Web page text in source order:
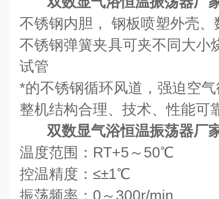
不锈钢内胆， 钢板喷塑外壳
不锈钢弹簧夹具可夹不同大小
试管
*的不锈钢循环风道，强迫空
整机结构合理、技术、性能可
双数显气浴恒温振荡器厂
温度范围：RT+5～50℃
控温精度：≤±1℃
振荡频率：0～300r/min